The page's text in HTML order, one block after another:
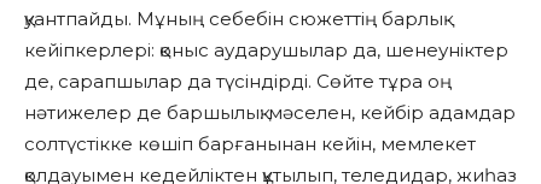
қуантпайды. Мұның себебін сюжеттің барлық
кейіпкерлері: қоныс аударушылар да, шенеуніктер
де, сарапшылар да түсіндірді. Сөйте тұра оң
нәтижелер де баршылық: мәселен, кейбір адамдар
солтүстікке көшіп барғанынан кейін, мемлекет
қолдауымен кедейліктен құтылып, теледидар, жиһаз